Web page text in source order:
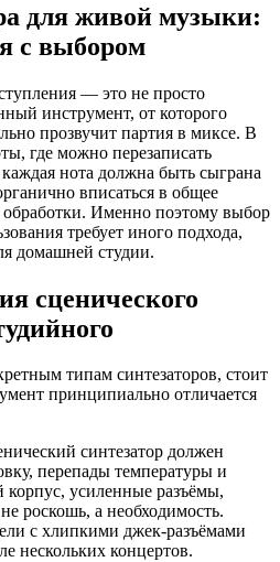
для живой музыки:
с выбором
— это не просто
инструмент, от которого
прозвучит партия в миксе. В
где можно перезаписать
нота должна быть сыграна
вписаться в общее
Именно поэтому выбор
требует иного подхода,
домашней студии.
сценического
типам синтезаторов, стоит
принципиально отличается
синтезатор должен
перепады температуры и
усиленные разъёмы,
роскошь, а необходимость.
с хлипкими джек-разъёмами
нескольких концертов.